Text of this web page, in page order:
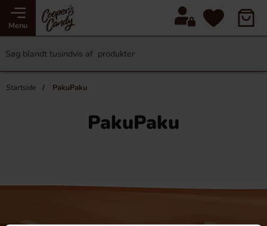
Menu
Startside PakuPaku
PakuPaku